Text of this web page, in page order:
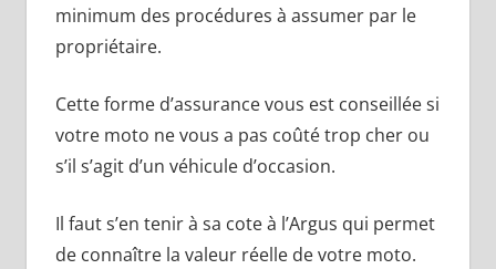
minimum des procédures à assumer par le
propriétaire.
Cette forme d’assurance vous est conseillée si
votre moto ne vous a pas coûté trop cher ou
s’il s’agit d’un véhicule d’occasion.
Il faut s’en tenir à sa cote à l’Argus qui permet
de connaître la valeur réelle de votre moto.